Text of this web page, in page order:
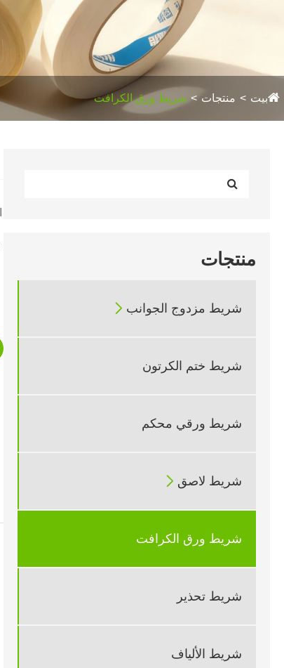
بيت منتجات شريط ورق الكرافت
منتجات
شريط مزدوج الجوانب 
شريط ختم الكرتون
شريط ورقي محكم
شريط لاصق 
شريط ورق الكرافت
شريط تحذير
شريط الألياف